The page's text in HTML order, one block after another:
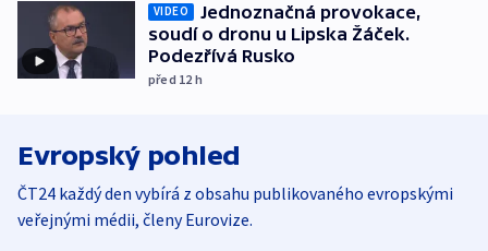
VIDEO
Jednoznačná provokace,
soudí o dronu u Lipska Žáček.
Podezřívá Rusko
před 12 h
Evropský pohled
ČT24 každý den vybírá z obsahu publikovaného evropskými
veřejnými médii, členy Eurovize.